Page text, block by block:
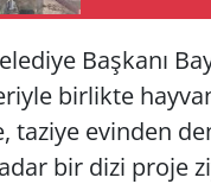
Başkanı
birlikte
taziye evinden
bir dizi proje